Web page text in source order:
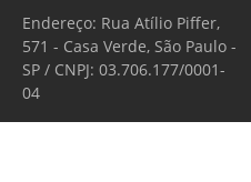
Endereço: Rua Atílio Piffer,
571 - Casa Verde, São Paulo -
SP / CNPJ: 03.706.177/0001-
04